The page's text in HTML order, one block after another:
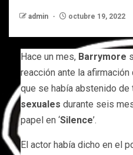
admin octubre 19, 2022
Hace un mes, Barrymore
reacción ante la afirmación
que se había abstenido de
sexuales durante seis
papel en ‘Silence’.
El actor había dicho en el